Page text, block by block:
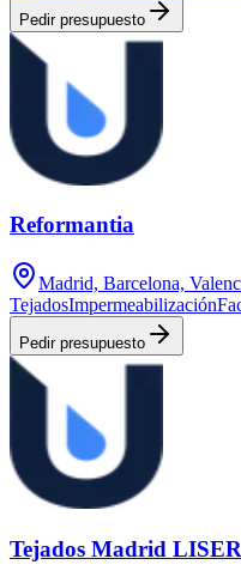
Pedir presupuesto
Reformantia
Madrid, Barcelona,
TejadosImpermeabilización
Pedir presupuesto
Tejados Madrid